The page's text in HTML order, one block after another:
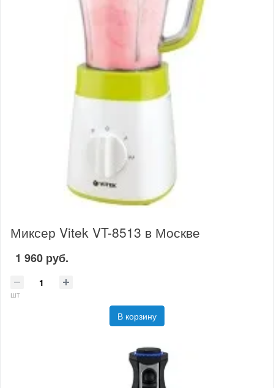
Миксер Vitek VT-8513 в Москве
1 960 руб.
шт
В корзину